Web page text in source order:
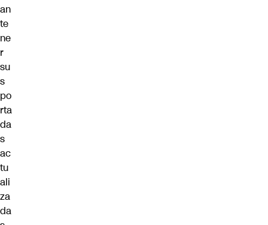
an
te
ne
r
su
s
po
rta
da
s
ac
tu
ali
za
da